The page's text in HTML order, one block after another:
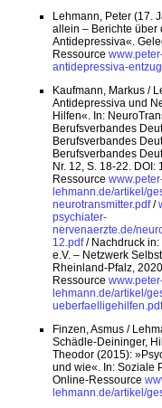
Lehmann, Peter (17.
allein – Berichte über
Antidepressiva«.
Ressource
antidepressiva-
Kaufmann, Markus /
Antidepressiva und
Hilfen«. In:
Berufsverbandes
Berufsverbandes
Berufsverbandes
Nr. 12, S. 18-22.
Ressource
lehmann.de/artikel/
neurotransmitter.pdf/
psychiater-
nervenaerzte.de/
12.pdf/ Nachdruck in:
e.V. – Netzwerk
Rheinland-Pfalz,
Ressource
lehmann.de/artikel/
ueberfaelligehilfen.pdf
Finzen, Asmus /
Schädle-Deininger,
Theodor (2015):
und wie«. In: Soziale
Online-Ressource
lehmann.de/artikel/